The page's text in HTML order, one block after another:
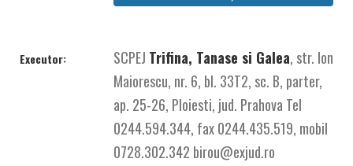
Executor: SCPEJ Trifina, Tanase si Galea, str. Ion
Maiorescu, nr. 6, bl. 33T2, sc. B, parter,
ap. 25-26, Ploiesti, jud. Prahova Tel
0244.594.344, fax 0244.435.519, mobil
0728.302.342 birou@exjud.ro